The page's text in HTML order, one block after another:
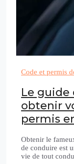
Code et permis
Le
obtenir
permis
Obtenir le
de conduire est
vie de tout